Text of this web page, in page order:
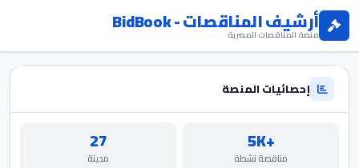
أرشيف المناقصات - BidBook
منصة المناقصات المصرية
إحصائيات المنصة
+5K
مناقصة نشطة
27
مدينة